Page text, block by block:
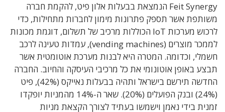
Feit Synergy הנמצאת בבעלות אלון פיט, להקמת חברה
משותפת אשר תספק פתרונות מימון לחברות מתחילות, כדי
לרכוש מערכות IoT הכוללות מרכיב של תשלום, דוגמת מכונות
לממכר מוצרים (vending machines), עמדות טעינה לרכב
חשמלי, וכדומה. המטרה היא לבנות מערכת אוטומטית אשר
תבצע באופן אוטונומי את כל מרכיבי העיסקה והחיוב. החברה
החדשה תירשם בישראל ותהיה בבעלות נאייקס (42%), פיט
(24%) ובנק הפועלים (20%). שאר ה-14% מהמניות יופקדו
זמנית בידי נאמן וישמשו בעתיד לצורך הקצאת מניות